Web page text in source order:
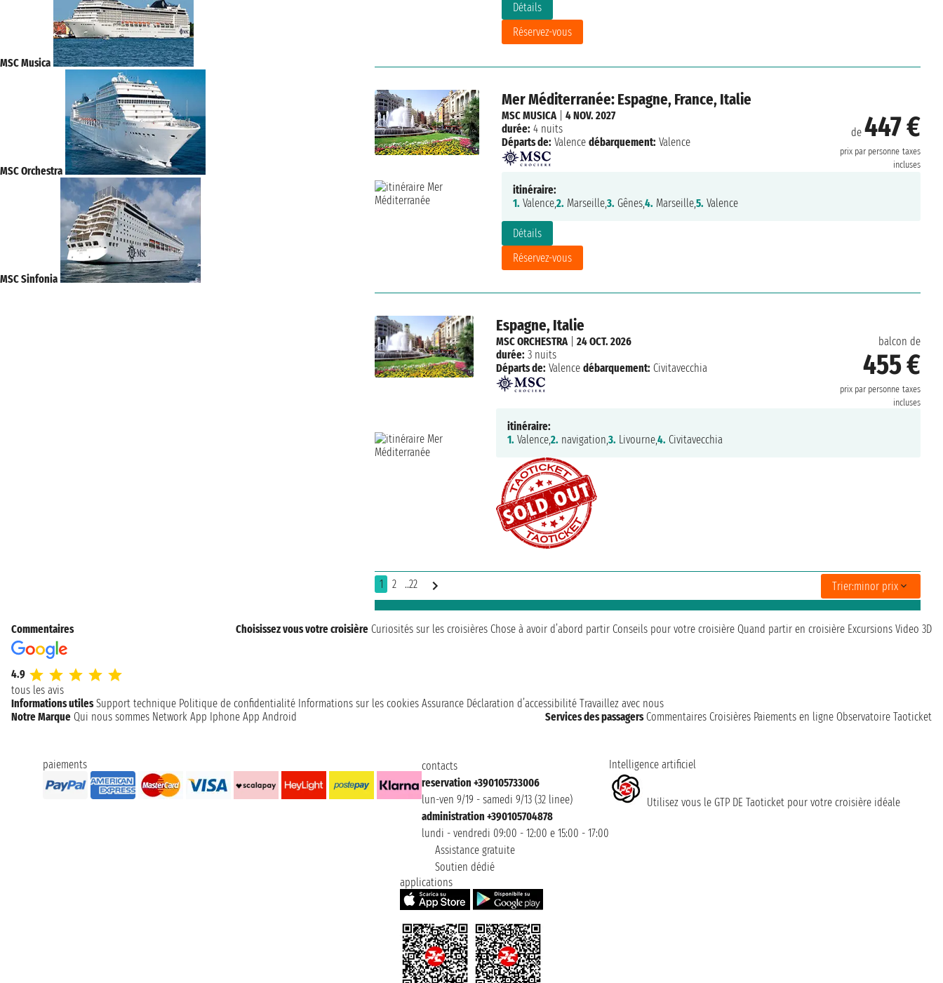
Détails
Réservez-vous
Mer Méditerranée: Espagne, France, Italie
de 447 €
prix par personne taxes
incluses
Détails
Réservez-vous
MSC MUSICA| 4 NOV. 2027
durée: 4 nuits
Départs de: Valence débarquement: Valence
itinéraire:
1. Valence,2. Marseille,3. Gênes,4. Marseille,5. Valence
Espagne, Italie
balcon de
455 €
prix par personne taxes
incluses
MSC ORCHESTRA|24 OCT. 2026
durée: 3 nuits
Départs de: Valence débarquement: Civitavecchia
itinéraire:
1. Valence,2. navigation,3. Livourne,4. Civitavecchia
1 2 ..22 Trier:minor prix
MSC Musica
MSC Orchestra
MSC Sinfonia
Commentaires
4.9
tous les avis
Choisissez vous votre croisière Curiosités sur les croisières Chose à avoir d’abord partir Conseils pour votre croisière Quand partir en croisière Excursions Video 3D
Informations utiles Support technique Politique de confidentialité Informations sur les cookies Assurance Déclaration d’accessibilité Travaillez avec nous
Notre Marque Qui nous sommes Network App Iphone App Android Services des passagers Commentaires Croisières Paiements en ligne Observatoire Taoticket
paiements
contacts
reservation +390105733006
lun-ven 9/19 - samedi 9/13 (32 linee)
administration +390105704878
lundi - vendredi 09:00 - 12:00 e 15:00 - 17:00
Assistance gratuite
Soutien dédié
Intelligence artificiel
Utilisez vous le GTP DE Taoticket pour votre croisière idéale
applications